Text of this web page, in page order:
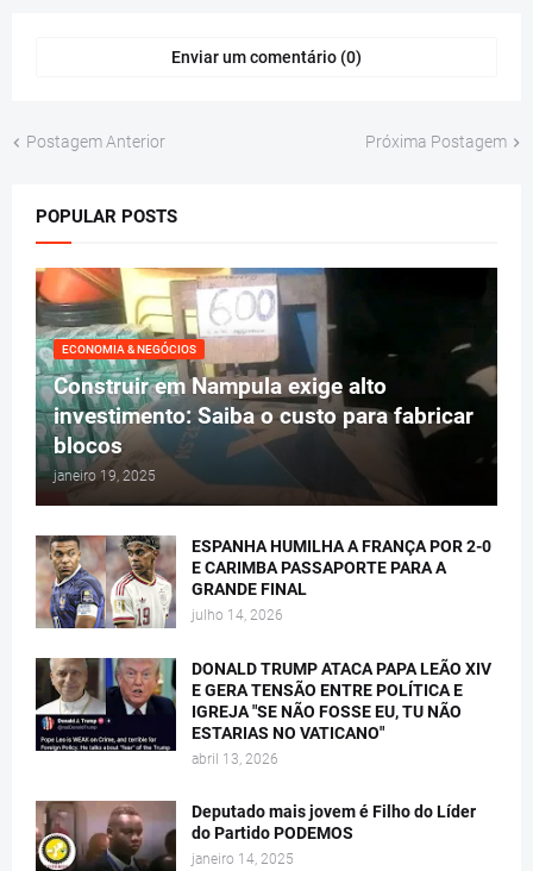
Enviar um comentário (0)
Postagem Anterior Próxima Postagem
POPULAR POSTS
ECONOMIA & NEGÓCIOS
Construir em Nampula exige alto
investimento: Saiba o custo para fabricar
blocos
janeiro 19, 2025
ESPANHA HUMILHA A FRANÇA POR 2-0
E CARIMBA PASSAPORTE PARA A
GRANDE FINAL
julho 14, 2026
DONALD TRUMP ATACA PAPA LEÃO XIV
E GERA TENSÃO ENTRE POLÍTICA E
IGREJA "SE NÃO FOSSE EU, TU NÃO
ESTARIAS NO VATICANO"
abril 13, 2026
Deputado mais jovem é Filho do Líder
do Partido PODEMOS
janeiro 14, 2025